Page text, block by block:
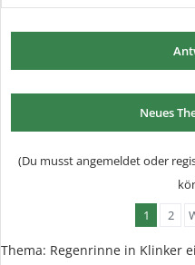
Neues
(Du musst angemeldet oder
1
2
Thema: Regenrinne in Klinker